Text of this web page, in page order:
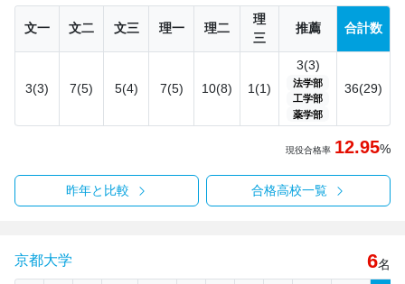
文一 文二 文三 理一 理二
理
三
推薦 合計数
3(3) 7(5) 5(4) 7(5) 10(8) 1(1)
3(3)
法学部
工学部
薬学部
36(29)
現役合格率 12.95%
昨年と比較 合格高校一覧
京都大学 6名